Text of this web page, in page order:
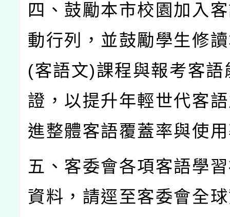
四、鼓勵本市校園加入
動行列，並鼓勵學生修
(客語文)課程與報考客語
證，以提升年輕世代客
進整體客語覆蓋率與使
五、客委會各項客語學
資料，請逕至客委會全